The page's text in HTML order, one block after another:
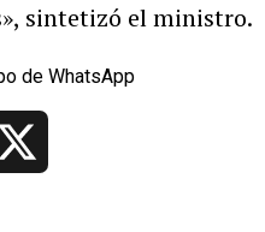
sintetizó el ministro.
de WhatsApp